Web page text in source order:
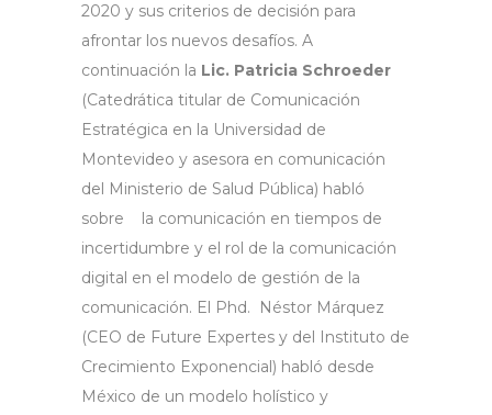
2020 y sus criterios de decisión para
afrontar los nuevos desafíos. A
continuación la Lic. Patricia Schroeder
(Catedrática titular de Comunicación
Estratégica en la Universidad de
Montevideo y asesora en comunicación
del Ministerio de Salud Pública) habló
sobre la comunicación en tiempos de
incertidumbre y el rol de la comunicación
digital en el modelo de gestión de la
comunicación. El Phd. Néstor Márquez
(CEO de Future Expertes y del Instituto de
Crecimiento Exponencial) habló desde
México de un modelo holístico y